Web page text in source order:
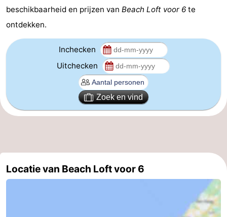
Walcheren
Veere
-
Zoutelande
-
Vlaanderen
-
beschikbaarheid en prijzen van Beach Loft voor 6 te
ontdekken.
Inchecken
Uitchecken
Zoek en vind
Locatie van Beach Loft voor 6